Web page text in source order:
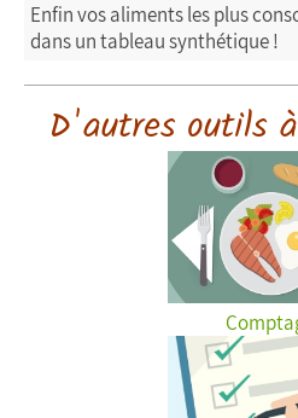
Enfin vos aliments les plus
dans un tableau synthétique !
D'autres outils